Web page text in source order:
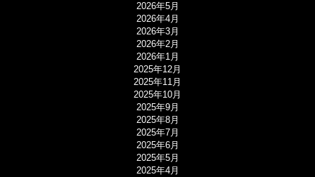
2026年5月
2026年4月
2026年3月
2026年2月
2026年1月
2025年12月
2025年11月
2025年10月
2025年9月
2025年8月
2025年7月
2025年6月
2025年5月
2025年4月